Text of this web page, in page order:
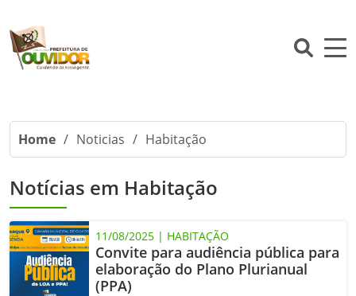
Home / Noticias / Habitação
Notícias em Habitação
11/08/2025 | HABITAÇÃO
Convite para audiência pública para
elaboração do Plano Plurianual
(PPA)